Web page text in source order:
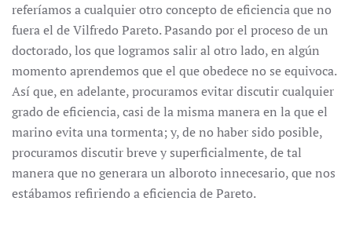
referíamos a cualquier otro concepto de eficiencia que no
fuera el de Vilfredo Pareto. Pasando por el proceso de un
doctorado, los que logramos salir al otro lado, en algún
momento aprendemos que el que obedece no se equivoca.
Así que, en adelante, procuramos evitar discutir cualquier
grado de eficiencia, casi de la misma manera en la que el
marino evita una tormenta; y, de no haber sido posible,
procuramos discutir breve y superficialmente, de tal
manera que no generara un alboroto innecesario, que nos
estábamos refiriendo a eficiencia de Pareto.